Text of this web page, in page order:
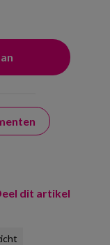
dit artikel